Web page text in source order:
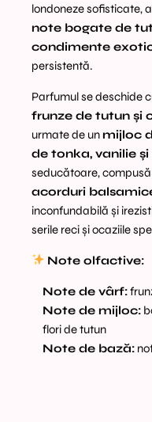
londoneze sofisticate,
note bogate de
condimente
persistentă.
Parfumul se deschide
frunze de tutun și
urmate de unmijloc
de tonka, vanilie
seducătoare,
acorduri
inconfundabilă și
serile reci și ocaziile
Note olfactive:
Note de vârf:
Note de mijloc:
flori de tutun
Note de bază: